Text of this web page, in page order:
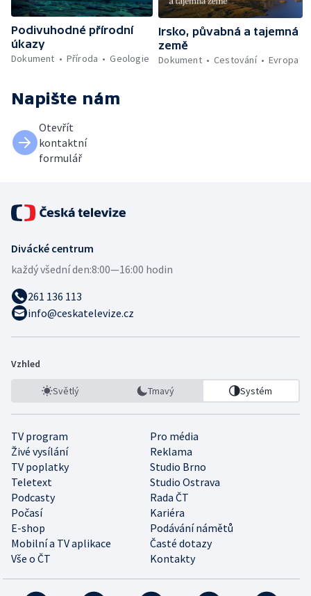
Podivuhodné přírodní
úkazy
Dokument
Příroda Geologie
Irsko, půvabná a tajemná
země
Dokument
Cestování Evropa
Napište nám
Otevřít
kontaktní
formulář
Divácké centrum
každý všední den:8:00—16:00 hodin
261 136 113
info@ceskatelevize.cz
Vzhled
Světlý Tmavý Systém
TV program
Pro média
Živé vysílání
Reklama
TV poplatky
Studio Brno
Teletext
Studio Ostrava
Podcasty
Rada ČT
Počasí
Kariéra
E-shop
Podávání námětů
Mobilní a TV aplikace
Časté dotazy
Vše o ČT
Kontakty